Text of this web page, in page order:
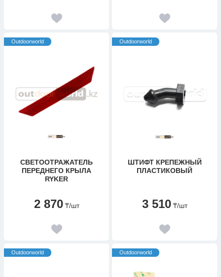
Outdoorworld
СВЕТООТРАЖАТЕЛЬ
ПЕРЕДНЕГО КРЫЛА
RYKER
2 870 ₸/шт
Outdoorworld
ШТИФТ КРЕПЕЖНЫЙ
ПЛАСТИКОВЫЙ
3 510 ₸/шт
Outdoorworld Outdoorworld